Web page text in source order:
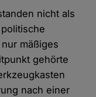
nicht als
mäßiges
gehörte
nach einer